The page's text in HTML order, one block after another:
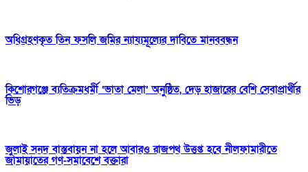
অধিগ্রহণকৃত তিন ফসলি জমির ন্যায্যমূল্যের দাবিতে মানববন্ধন
কিশোরগঞ্জে ব্যতিক্রমধর্মী ‘ভাতা মেলা’ অনুষ্ঠিত, দেড় হাজারের বেশি সেবাপ্রার্থীর
ভিড়
জুলাই সনদ বাস্তবায়ন না হলে আবারও রাজপথ উত্তপ্ত হবে নীলফামারীতে
জামায়াতের গণ-সমাবেশে বক্তারা